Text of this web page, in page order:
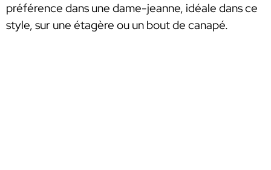
préférence dans une dame-jeanne, idéale dans ce
style, sur une étagère ou un bout de canapé.